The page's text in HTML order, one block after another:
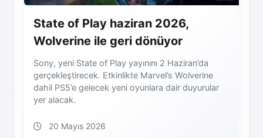
State of Play haziran 2026,
Wolverine ile geri dönüyor
Sony, yeni State of Play yayınını 2 Haziran’da
gerçekleştirecek. Etkinlikte Marvel’s Wolverine
dahil PS5’e gelecek yeni oyunlara dair duyurular
yer alacak.
20 Mayıs 2026